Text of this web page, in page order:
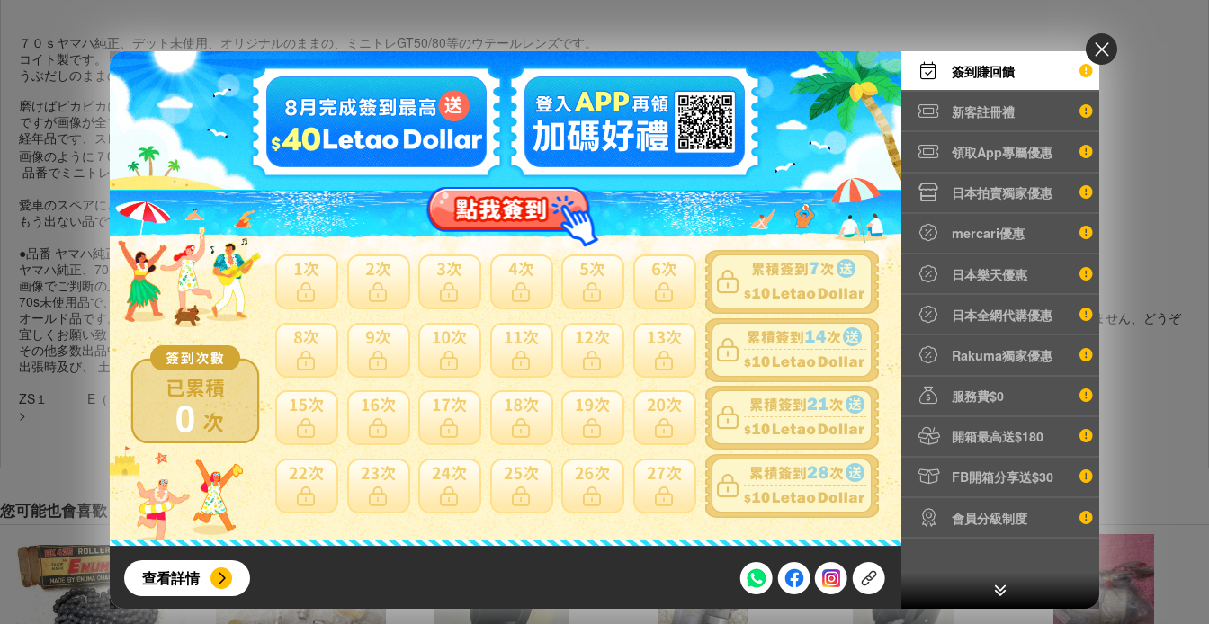
0
查看詳情
簽到賺回饋
新客註冊禮
領取App專屬優惠
日本拍賣獨家優惠
mercari優惠
日本樂天優惠
日本全網代購優惠
Rakuma獨家優惠
服務費$0
開箱最高送$180
FB開箱分享送$30
會員分級制度
７０ｓヤマハ純正、デット未使用、オリジナルのままの、ミニトレGT50/80等のウテールレンズです。
コイト製です。
うぶだしのままの品です。
磨けばピカピカになるです。
ですが画像が全てです。
経年品です、スレなどはあります。
画像のように７0s当時のままの未使用、 オリジナル品です。
品番でミニトレとわかりましたがサイズ合えば汎用使用可能です。
愛車のスペアにどうぞ。
もう出ない品ですね。
●品番 ヤマハ純正、不明 です。
ヤマハ純正、70ｓ未使用品です。
画像でご判断の上ご検討方、どうぞ宜しくお願します。
70s未使用品で、きれいな品です。
オールド品です。画像が全てです。説明の不備不足があれば画像が全てです。故意では無い説明不足,見落としもあるかもしれません。商品の性質上返品交換は不可になります。元袋は付属しません、どうぞ
宜しくお願い致します。
その他多数出品中です。その他の出品品もぜひ、ご覧下さいませ。
出張時及び、 土日は御連絡が遅くなる場合があります。 よろしくお願いします。
ZS１ E（１２）.
>
您可能也會喜歡